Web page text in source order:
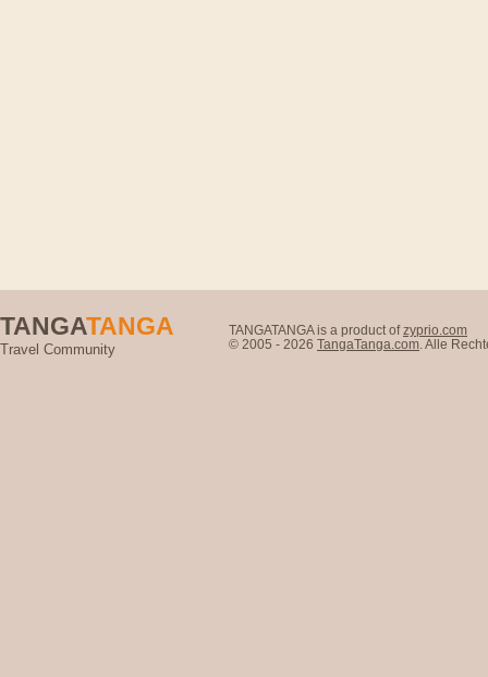
TANGATANGA
Travel Community
TANGATANGA is a product ofzyprio.com
© 2005 - 2026 TangaTanga.com . Alle